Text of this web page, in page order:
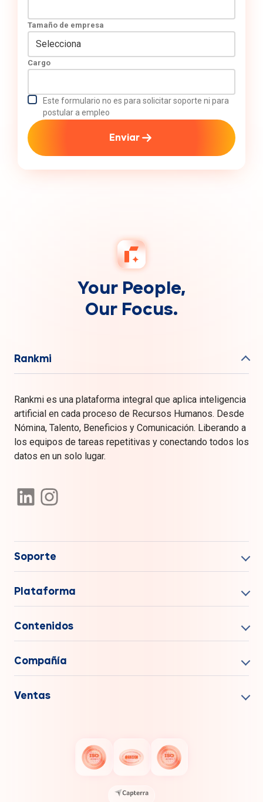
Tamaño de empresa
Cargo
Este formulario no es para solicitar soporte ni para
postular a empleo
Enviar
Your People,
Our Focus.
Rankmi
Rankmi es una plataforma integral que aplica inteligencia
artificial en cada proceso de Recursos Humanos. Desde
Nómina, Talento, Beneficios y Comunicación. Liberando a
los equipos de tareas repetitivas y conectando todos los
datos en un solo lugar.
Soporte
Plataforma
Contenidos
Compañía
Ventas